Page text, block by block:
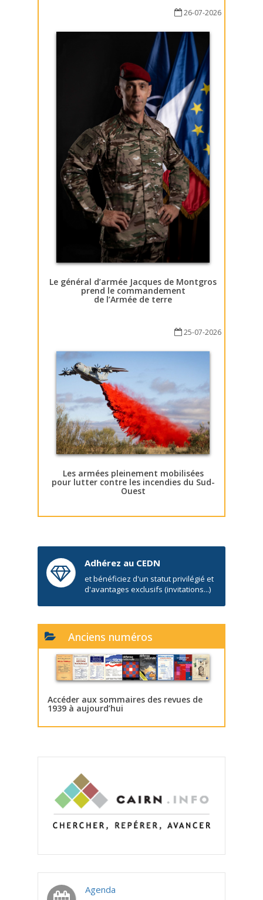
26-07-2026
Le général d’armée Jacques de Montgros
prend le commandement
de l’Armée de terre
25-07-2026
Les armées pleinement mobilisées
pour lutter contre les incendies du Sud-
Ouest
Adhérez au CEDN
et bénéficiez d'un statut privilégié et
d'avantages exclusifs (invitations...)
Anciens numéros
Accéder aux sommaires des revues de
1939 à aujourd’hui
Agenda